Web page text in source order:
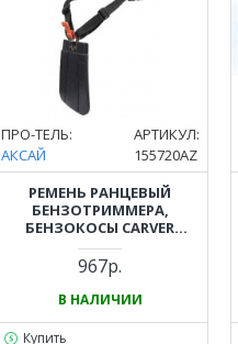
ПРО-ТЕЛЬ:
АКСАЙ
АРТИКУЛ:
155720AZ
РЕМЕНЬ РАНЦЕВЫЙ
БЕНЗОТРИММЕРА,
БЕНЗОКОСЫ CARVER
(КАРВЕР) GBC-026, GBC-033,
GBC-043, GBC-052, GBC-052
PRO
967р.
В НАЛИЧИИ
Купить